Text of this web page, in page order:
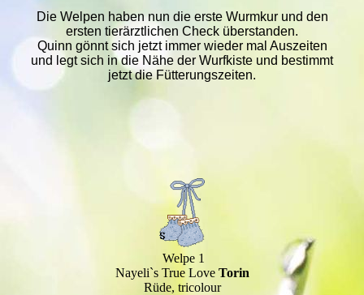
Die Welpen haben nun die erste Wurmkur und den
ersten tierärztlichen Check überstanden.
Quinn gönnt sich jetzt immer wieder mal Auszeiten
und legt sich in die Nähe der Wurfkiste und bestimmt
jetzt die Fütterungszeiten.
Welpe 1
Nayeli`s True Love Torin
Rüde, tricolour